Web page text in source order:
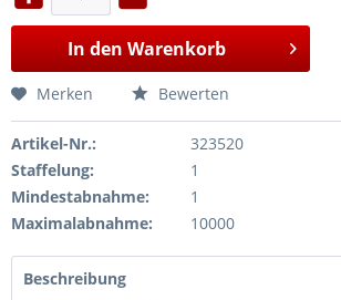
In den Warenkorb
Merken Bewerten
Artikel-Nr.:
323520
Staffelung:
1
Mindestabnahme:
1
Maximalabnahme:
10000
Beschreibung